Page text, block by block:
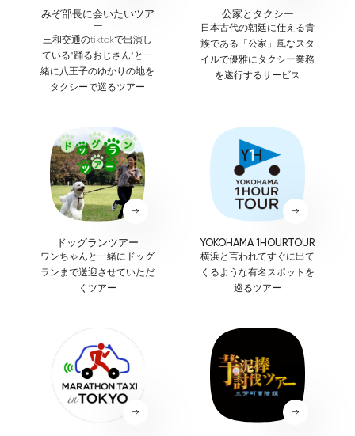
みぞ部長に会いたいツア
ー
三和交通のtiktokで出演し
ている”踊るおじさん”と一
緒に八王子のゆかりの地を
タクシーで巡るツアー
公家とタクシー
日本古代の朝廷に仕える貴
族である「公家」風なスタ
イルで優雅にタクシー業務
を遂行するサービス
ドッグランツアー
ワンちゃんと一緒にドッグ
ランまで送迎させていただ
くツアー
YOKOHAMA 1HOURTOUR
横浜と言われてすぐに出て
くるような有名スポットを
巡るツアー